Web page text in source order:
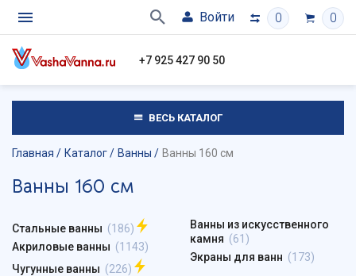
Войти 0 0
+7 925 427 90 50
ВЕСЬ КАТАЛОГ
Главная Каталог Ванны Ванны 160 см
Ванны 160 см
Стальные ванны (186)
Акриловые ванны (1143)
Чугунные ванны (226)
Ванны из искусственного
камня (61)
Экраны для ванн (173)